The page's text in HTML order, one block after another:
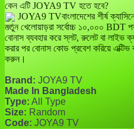
কেন এটি JOYA9 TV হতে হবে?
JOYA9 TVবাংলাদেশের শীর্ষ
নতুন খেলোয়াড়রা সর্বোচ্চ ১০,০০০ BDT
বোনাস ব্যবহার করে স্লট, রুলেট বা লাইভ
করার পর বোনাস কোড প্রবেশ করিয়ে এক্টিভ
করুন।
Brand: JOYA9 TV
Made In Bangladesh
Type: All Type
Size: Random
Code: JOYA9 TV